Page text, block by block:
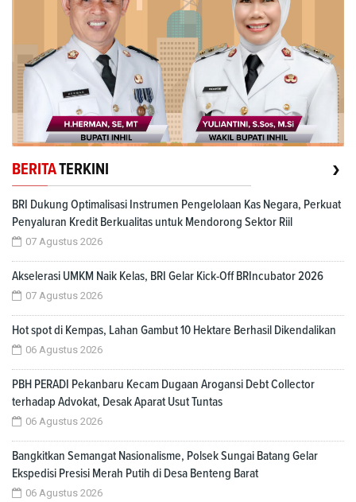
BERITATERKINI ›
BRI Dukung Optimalisasi Instrumen Pengelolaan Kas Negara, Perkuat
Penyaluran Kredit Berkualitas untuk Mendorong Sektor Riil
07 Agustus 2026
Akselerasi UMKM Naik Kelas, BRI Gelar Kick-Off BRIncubator 2026
07 Agustus 2026
Hot spot di Kempas, Lahan Gambut 10 Hektare Berhasil Dikendalikan
06 Agustus 2026
PBH PERADI Pekanbaru Kecam Dugaan Arogansi Debt Collector
terhadap Advokat, Desak Aparat Usut Tuntas
06 Agustus 2026
Bangkitkan Semangat Nasionalisme, Polsek Sungai Batang Gelar
Ekspedisi Presisi Merah Putih di Desa Benteng Barat
06 Agustus 2026